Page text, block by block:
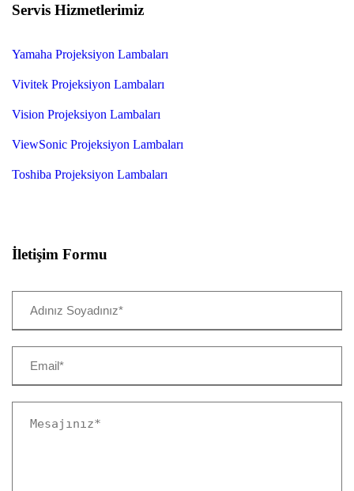
Servis Hizmetlerimiz
Yamaha Projeksiyon Lambaları
Vivitek Projeksiyon Lambaları
Vision Projeksiyon Lambaları
ViewSonic Projeksiyon Lambaları
Toshiba Projeksiyon Lambaları
İletişim Formu